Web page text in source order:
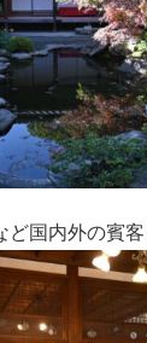
ど国内外の賓客